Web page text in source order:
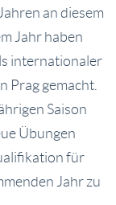
an diesem
Jahr haben
internationaler
Prag gemacht.
Saison
Übungen
für
Jahr zu